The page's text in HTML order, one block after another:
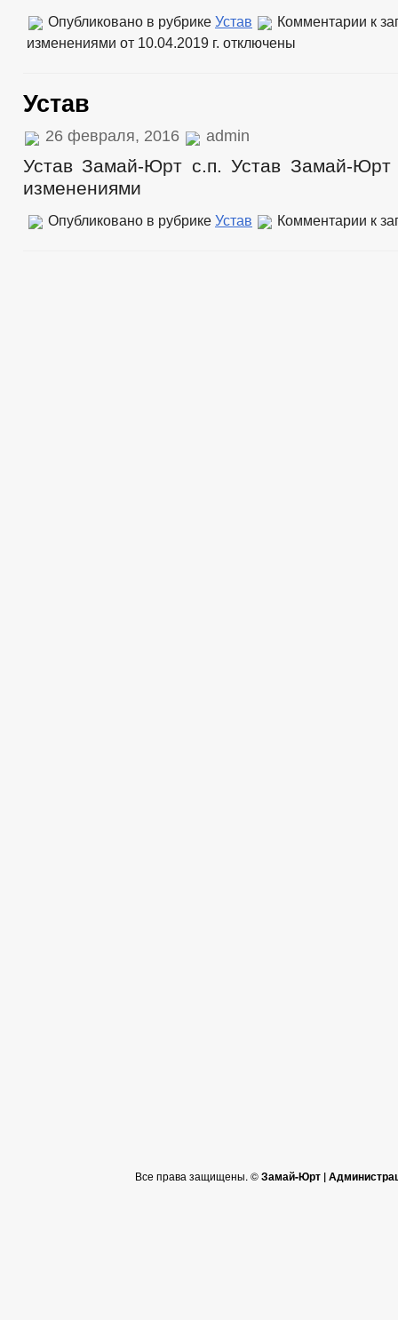
Опубликовано в рубрике Устав Комментарии к
изменениями от 10.04.2019 г. отключены
Устав
26 февраля, 2016 admin
Устав Замай-Юрт с.п. Устав Замай-Юрт
изменениями
Опубликовано в рубрике Устав Комментарии к
Все права защищены. ©Замай-Юрт |